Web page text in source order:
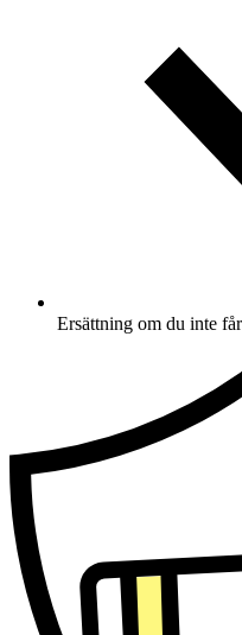
Ersättning om du inte